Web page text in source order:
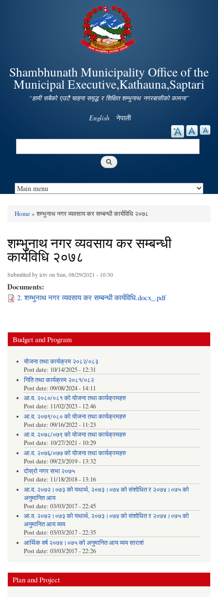
Skip to
main
content
Shambhunath Municipality Office of the
Municipal Executive,Kathauna,Saptari
“हामी सबैको एउटै चाहना समृद्ध र शिक्षित शम्भुनाथ नगरबासीको कामना”
English नेपाली
Search
You are here
Home» शम्भुनाथ नगर व्यवसाय कर सम्बन्धी कार्यविधि २०७८
शम्भुनाथ नगर व्यवसाय कर सम्बन्धी
कार्यविधि २०७८
Submitted byictvon Sun, 08/29/2021 - 10:30
Documents:
2. शम्भुनाथ नगर व्यवसाय कर सम्बन्धी कार्यविधि.docx_.pdf
Budget and Program
योजना तथा कार्यक्रम २०८२/०८३
Post date: 10/14/2025 - 12:31
निति तथा कार्यक्रम २०८१/०८२
Post date: 09/08/2024 - 14:11
आ.व. २०८०/०८१ को योजना तथा कार्यक्रमहरु
Post date: 11/02/2023 - 12:46
आ.व. २०७९/०८० को योजना तथा कार्यक्रमहरु
Post date: 09/16/2022 - 11:23
आ.व. २०७८/०७९ को योजना तथा कार्यक्रमहरु
Post date: 10/27/2021 - 10:29
आ.व. २०७६/०७७ को योजना तथा कार्यक्रमहरु
Post date: 09/23/2019 - 13:32
दोस्रो नगर सभा २०७५
Post date: 11/18/2018 - 13:16
आ.व. २०७२।०७३ को यथार्थ, २०७३।०७४ को संशोधित र २०७४।०७५ को
अनुमानित आय
Post date: 03/03/2017 - 22:45
आ.व. २०७२।०७३ को यथार्थ, २०७३।०७४ को संशोधित र २०७४।०७५ को
अनुमानित आय व्यय
Post date: 03/03/2017 - 22:35
आर्थिक वर्ष २०७४।०७५ को अनुमानित आय व्यय साराशं
Post date: 03/03/2017 - 22:26
Plan and Project